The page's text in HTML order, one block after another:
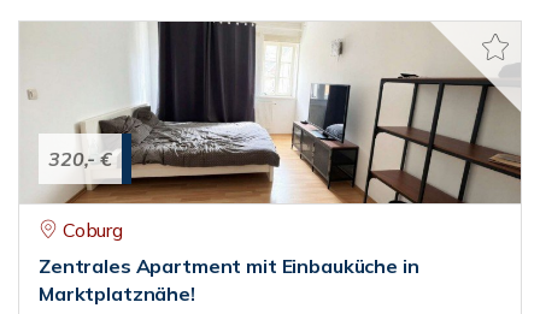
320,- €
Coburg
Zentrales Apartment mit Einbauküche in
Marktplatznähe!